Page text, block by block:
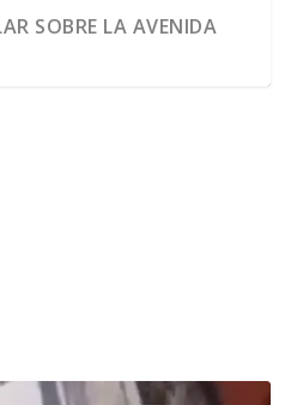
SOBRE LA AVENIDA